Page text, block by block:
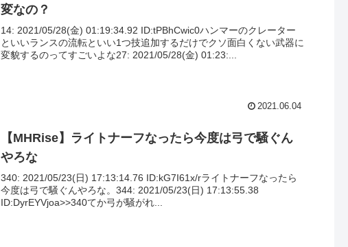
変なの？
14: 2021/05/28(金) 01:19:34.92 ID:tPBhCwic0ハンマーのクレーター
といいランスの流転といい1つ技追加するだけでクソ面白くない武器に
変貌するのってすごいよな27: 2021/05/28(金) 01:23:...
2021.06.04
【MHRise】ライトナーフなったら今度は弓で騒ぐん
やろな
340: 2021/05/23(日) 17:13:14.76 ID:kG7I61x/rライトナーフなったら
今度は弓で騒ぐんやろな。344: 2021/05/23(日) 17:13:55.38
ID:DyrEYVjoa>>340てか弓が騒がれ...